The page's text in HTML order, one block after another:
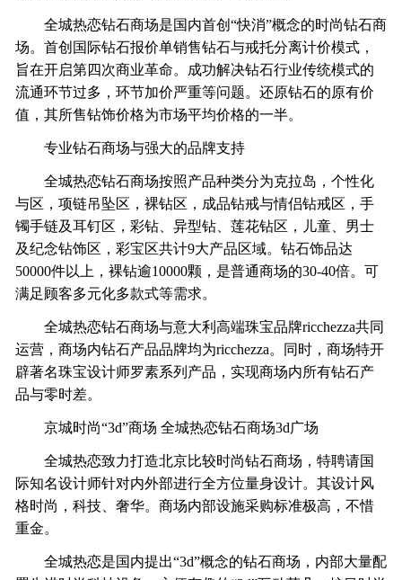
全城热恋钻石商场是国内首创“快消”概念的时尚钻石商
场。首创国际钻石报价单销售钻石与戒托分离计价模式，
旨在开启第四次商业革命。成功解决钻石行业传统模式的
流通环节过多，环节加价严重等问题。还原钻石的原有价
值，其所售钻饰价格为市场平均价格的一半。
专业钻石商场与强大的品牌支持
全城热恋钻石商场按照产品种类分为克拉岛，个性化
与区，项链吊坠区，裸钻区，成品钻戒与情侣钻戒区，手
镯手链及耳钉区，彩钻、异型钻、莲花钻区，儿童、男士
及纪念钻饰区，彩宝区共计9大产品区域。钻石饰品达
50000件以上，裸钻逾10000颗，是普通商场的30-40倍。可
满足顾客多元化多款式等需求。
全城热恋钻石商场与意大利高端珠宝品牌ricchezza共同
运营，商场内钻石产品品牌均为ricchezza。同时，商场特开
辟著名珠宝设计师罗素系列产品，实现商场内所有钻石产
品与零时差。
京城时尚“3d”商场 全城热恋钻石商场3d广场
全城热恋致力打造北京比较时尚钻石商场，特聘请国
际知名设计师针对内外部进行全方位量身设计。其设计风
格时尚，科技、奢华。商场内部设施采购标准极高，不惜
重金。
全城热恋是国内提出“3d”概念的钻石商场，内部大量配